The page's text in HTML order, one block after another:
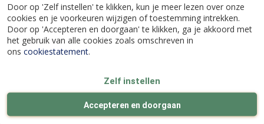
Door op 'Zelf instellen' te klikken, kun je meer lezen over onze
cookies en je voorkeuren wijzigen of toestemming intrekken.
Door op 'Accepteren en doorgaan' te klikken, ga je akkoord met
het gebruik van alle cookies zoals omschreven in
ons cookiestatement.
Zelf instellen
Accepteren en doorgaan
8711117111009